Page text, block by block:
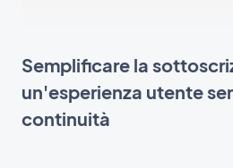
Semplificare la
un'esperienza utente
continuità